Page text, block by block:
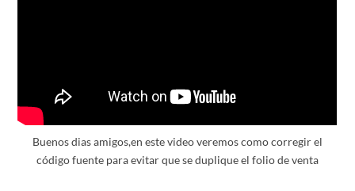
Buenos dias amigos,en este video veremos como corregir el
código fuente para evitar que se duplique el folio de venta